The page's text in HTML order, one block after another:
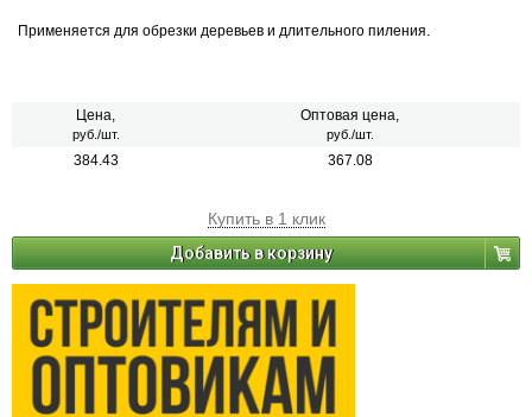
Применяется для обрезки деревьев и длительного пиления.
Цена,
руб./шт.
Оптовая цена,
руб./шт.
384.43 367.08
Купить в 1 клик
Добавить в корзину